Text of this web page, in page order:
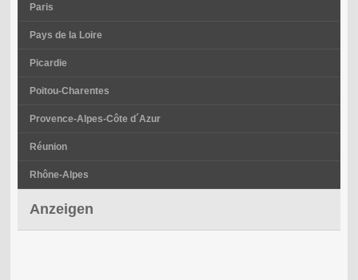
Paris
Pays de la Loire
Picardie
Poitou-Charentes
Provence-Alpes-Côte d´Azur
Réunion
Rhône-Alpes
Anzeigen